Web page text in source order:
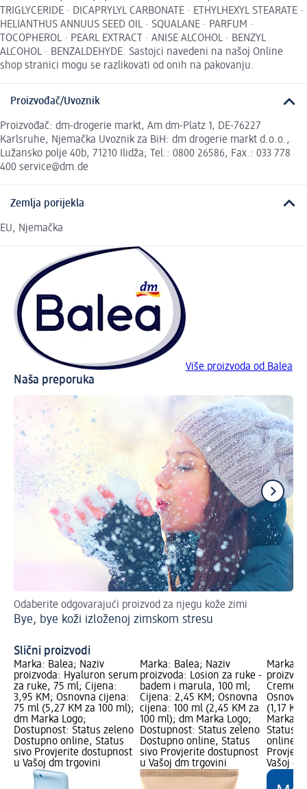
TRIGLYCERIDE · DICAPRYLYL CARBONATE · ETHYLHEXYL STEARATE ·
HELIANTHUS ANNUUS SEED OIL · SQUALANE · PARFUM ·
TOCOPHEROL · PEARL EXTRACT · ANISE ALCOHOL · BENZYL
ALCOHOL · BENZALDEHYDE. Sastojci navedeni na našoj Online
shop stranici mogu se razlikovati od onih na pakovanju.
Proizvođač/Uvoznik
Proizvođač: dm-drogerie markt, Am dm-Platz 1, DE-76227
Karlsruhe, Njemačka Uvoznik za BiH: dm drogerie markt d.o.o.,
Lužansko polje 40b, 71210 Ilidža; Tel.: 0800 26586, Fax.: 033 778
400 service@dm.de
Zemlja porijekla
EU, Njemačka
Više proizvoda od Balea
Naša preporuka
Odaberite odgovarajući proizvod za njegu kože zimi
Bye, bye koži izloženoj zimskom stresu
Slični proizvodi
Marka: Balea; Naziv
proizvoda: Hyaluron serum
za ruke, 75 ml; Cijena:
3,95 KM; Osnovna cijena:
75 ml (5,27 KM za 100 ml);
dm Marka Logo;
Dostupnost: Status zeleno
Dostupno online, Status
sivo Provjerite dostupnost
u Vašoj dm trgovini
Marka: Balea; Naziv
proizvoda: Losion za ruke -
badem i marula, 100 ml;
Cijena: 2,45 KM; Osnovna
cijena: 100 ml (2,45 KM za
100 ml); dm Marka Logo;
Dostupnost: Status zeleno
Dostupno online, Status
sivo Provjerite dostupnost
u Vašoj dm trgovini
Marka:
Creme-
(1,17
Marka
Status
online,
Vašoj